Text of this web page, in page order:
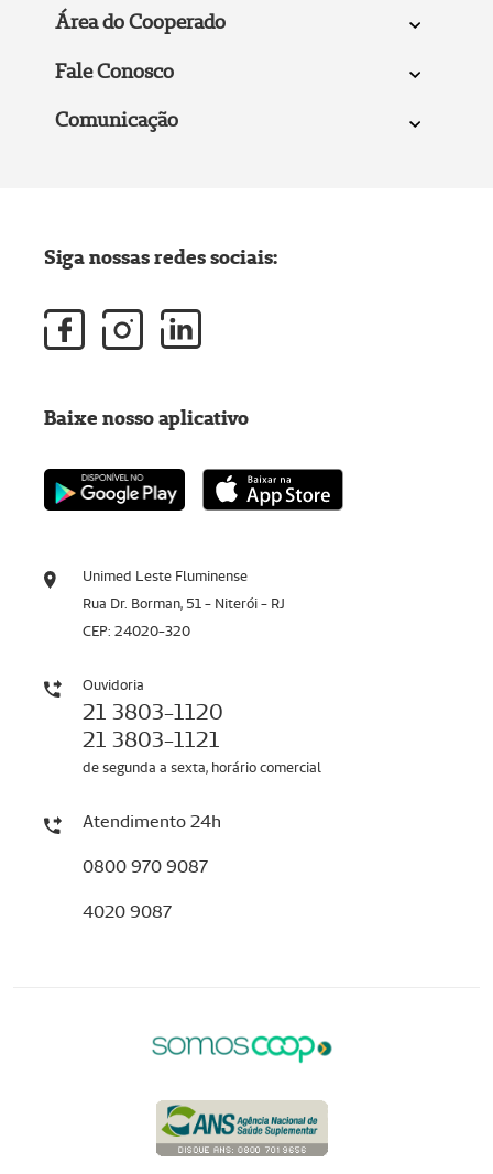
Área do Cooperado
Fale Conosco
Comunicação
Unimed Leste Fluminense
Rua Dr. Borman, 51 - Niterói - RJ
CEP: 24020-320
Ouvidoria
21 3803-1120
21 3803-1121
de segunda a sexta, horário comercial
Atendimento 24h
0800 970 9087
4020 9087
Siga nossas redes sociais:
Baixe nosso aplicativo